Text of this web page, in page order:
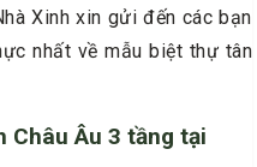
Xinh xin gửi đến các bạn
nhất về mẫu biệt thự tân
Châu Âu 3 tầng tại